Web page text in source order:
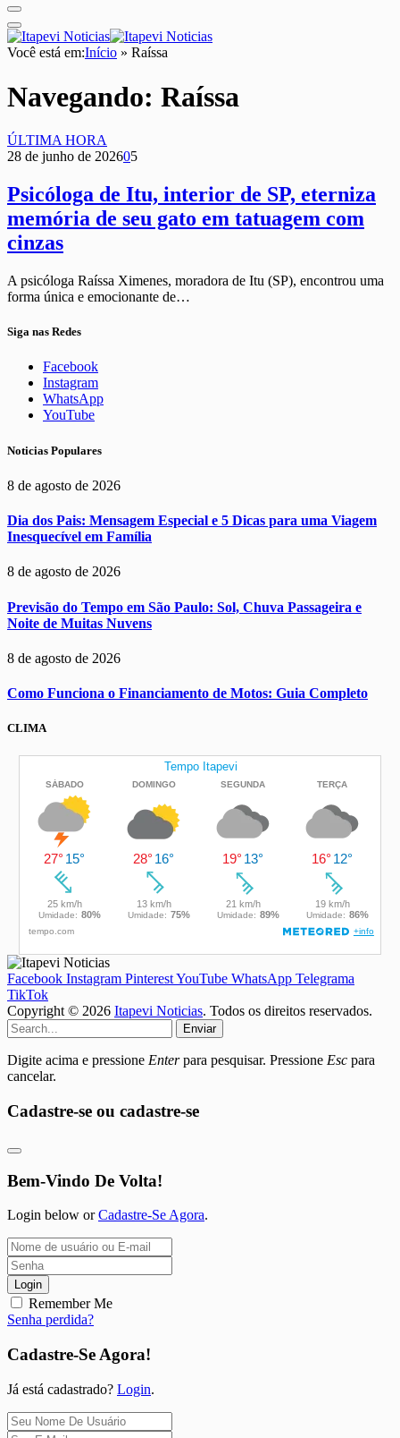
Você está em:Início » Raíssa
Navegando: Raíssa
ÚLTIMA HORA
28 de junho de 202605
Psicóloga de Itu, interior de SP, eterniza
memória de seu gato em tatuagem com
cinzas
A psicóloga Raíssa Ximenes, moradora de Itu (SP), encontrou uma
forma única e emocionante de…
Siga nas Redes
Facebook
Instagram
WhatsApp
YouTube
Noticias Populares
8 de agosto de 2026
Dia dos Pais: Mensagem Especial e 5 Dicas para uma Viagem
Inesquecível em Família
8 de agosto de 2026
Previsão do Tempo em São Paulo: Sol, Chuva Passageira e
Noite de Muitas Nuvens
8 de agosto de 2026
Como Funciona o Financiamento de Motos: Guia Completo
CLIMA
Facebook Instagram PinterestYouTube WhatsApp Telegrama
TikTok
Copyright © 2026 Itapevi Noticias. Todos os direitos reservados.
Enviar
Digite acima e pressione Enterpara pesquisar. Pressione Esc para
cancelar.
Cadastre-se ou cadastre-se
Bem-Vindo De Volta!
Login below orCadastre-Se Agora.
Login
Remember Me
Senha perdida?
Cadastre-Se Agora!
Já está cadastrado? Login.